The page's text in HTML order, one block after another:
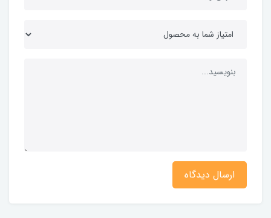
ارسال دیدگاه